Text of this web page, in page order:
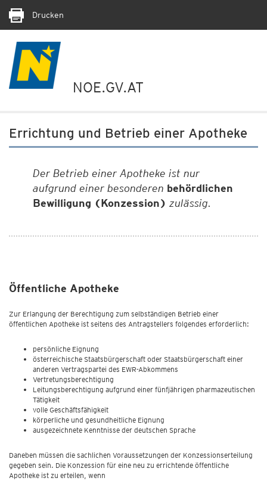
Drucken
NOE.GV.AT
Errichtung und Betrieb einer Apotheke
Der Betrieb einer Apotheke ist nur
aufgrund einer besonderen behördlichen
Bewilligung (Konzession) zulässig.
Öffentliche Apotheke
Zur Erlangung der Berechtigung zum selbständigen Betrieb einer
öffentlichen Apotheke ist seitens des Antragstellers folgendes erforderlich:
persönliche Eignung
österreichische Staatsbürgerschaft oder Staatsbürgerschaft einer
anderen Vertragspartei des EWR-Abkommens
Vertretungsberechtigung
Leitungsberechtigung aufgrund einer fünfjährigen pharmazeutischen
Tätigkeit
volle Geschäftsfähigkeit
körperliche und gesundheitliche Eignung
ausgezeichnete Kenntnisse der deutschen Sprache
Daneben müssen die sachlichen Voraussetzungen der Konzessionserteilung
gegeben sein. Die Konzession für eine neu zu errichtende öffentliche
Apotheke ist zu erteilen, wenn